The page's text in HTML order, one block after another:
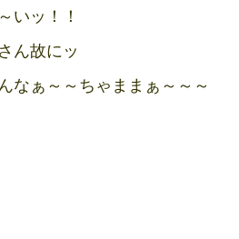
いッ！！
ん故にッ
なぁ～～ちゃままぁ～～～